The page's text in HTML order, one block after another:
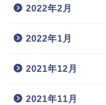
2022年2月
2022年1月
2021年12月
2021年11月